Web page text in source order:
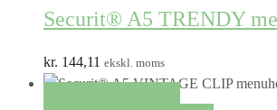
Securit® A5 TRENDY
kr. 144,11 ekskl. moms